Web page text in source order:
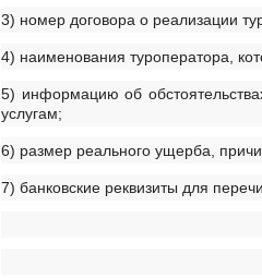
3) номер договора о реализации
4) наименования туроператора,
5) информацию об
услугам;
6) размер реального ущерба,
7) банковские реквизиты для